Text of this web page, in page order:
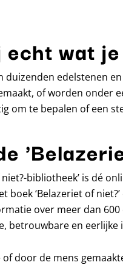
wat
duizenden edelstenen
of worden onder
om te bepalen of een
niet?-bibliotheek’ is dé
boek ‘Belazeriet of
over meer dan
betrouwbare en eerlijke
door de mens